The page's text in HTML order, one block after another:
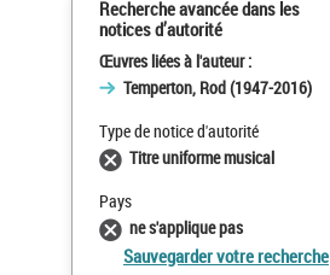
Recherche avancée dans les
notices d’autorité
Œuvres liées à l'auteur :
Temperton, Rod (1947-2016)
Type de notice d'autorité
Titre uniforme musical
Pays
ne s'applique pas
Sauvegarder votre recherche